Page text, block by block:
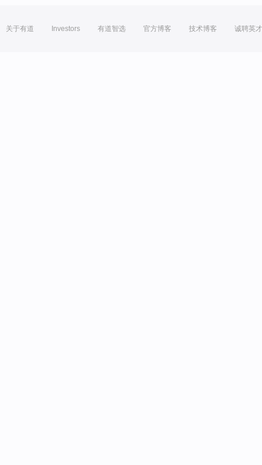
关于有道 Investors 有道智选 官方博客 技术博客 诚聘英才